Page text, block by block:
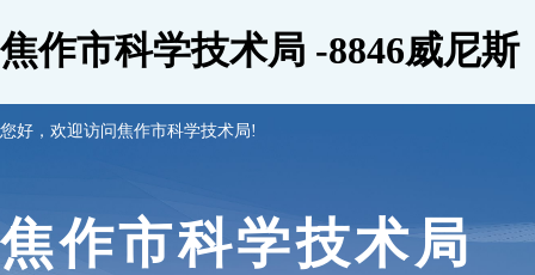
焦作市科学技术局 -8846威尼斯
您好，欢迎访问焦作市科学技术局!
焦作市科学技术局